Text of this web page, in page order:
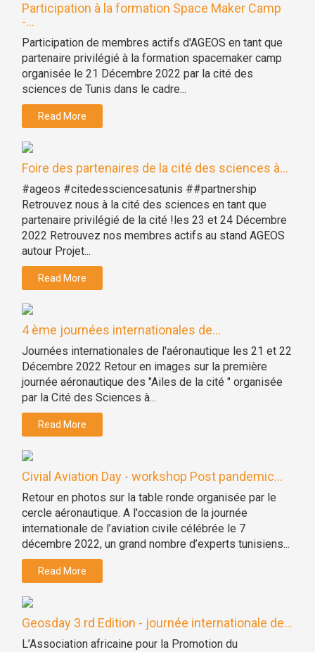
Participation à la formation Space Maker Camp
-...
Participation de membres actifs d'AGEOS en tant que
partenaire privilégié à la formation spacemaker camp
organisée le 21 Décembre 2022 par la cité des
sciences de Tunis dans le cadre...
Read More
Foire des partenaires de la cité des sciences à...
#ageos #citedessciencesatunis ##partnership
Retrouvez nous à la cité des sciences en tant que
partenaire privilégié de la cité !les 23 et 24 Décembre
2022 Retrouvez nos membres actifs au stand AGEOS
autour Projet...
Read More
4 ème journées internationales de...
Journées internationales de l'aéronautique les 21 et 22
Décembre 2022 Retour en images sur la première
journée aéronautique des "Ailes de la cité " organisée
par la Cité des Sciences à...
Read More
Civial Aviation Day - workshop Post pandemic...
Retour en photos sur la table ronde organisée par le
cercle aéronautique. A l'occasion de la journée
internationale de l’aviation civile célébrée le 7
décembre 2022, un grand nombre d’experts tunisiens...
Read More
Geosday 3 rd Edition - journée internationale de...
L’Association africaine pour la Promotion du